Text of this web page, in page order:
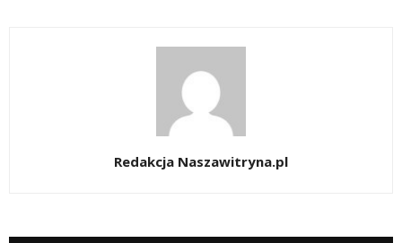
Redakcja Naszawitryna.pl